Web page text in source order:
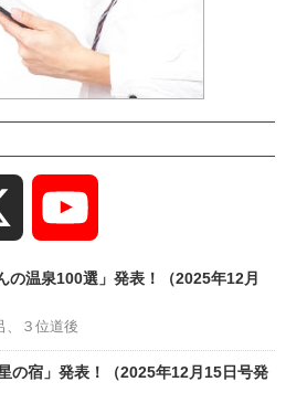
Channel
の温泉100選」発表！（2025年12月
、３位道後
の宿」発表！（2025年12月15日号発